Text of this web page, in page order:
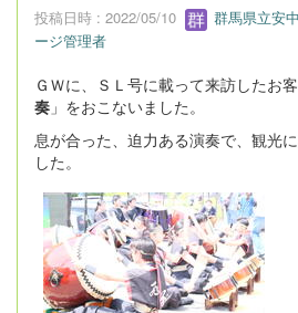
投稿日時 : 2022/05/10
群馬県立安
ージ管理者
ＧＷに、ＳＬ号に載って来訪したお
奏 」をおこないました。
息が合った、迫力ある演奏で、観光
した。